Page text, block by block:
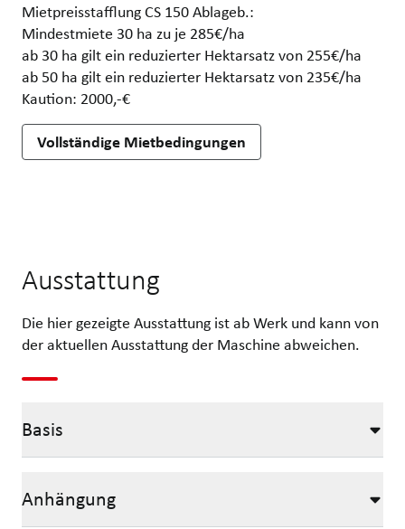
Mietpreisstafflung CS 150 Ablageb.:
Mindestmiete 30 ha zu je 285€/ha
ab 30 ha gilt ein reduzierter Hektarsatz von 255€/ha
ab 50 ha gilt ein reduzierter Hektarsatz von 235€/ha
Kaution: 2000,-€
Vollständige Mietbedingungen
Ausstattung
Die hier gezeigte Ausstattung ist ab Werk und kann von
der aktuellen Ausstattung der Maschine abweichen.
Basis
Anhängung